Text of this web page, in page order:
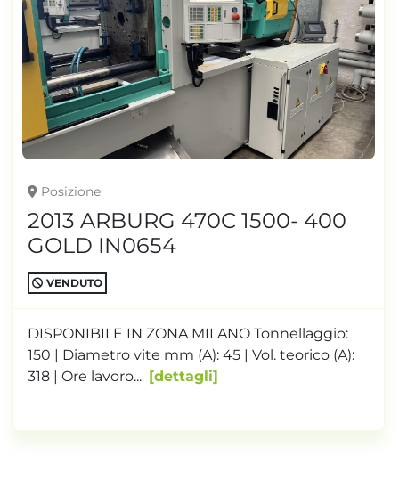
Posizione
2013 ARBURG 470C 1500- 400
GOLD IN0654
VENDUTO
DISPONIBILE IN ZONA MILANO Tonnellaggio:
150 | Diametro vite mm (A): 45 | Vol. teorico (A):
318 | Ore lavoro...
dettagli